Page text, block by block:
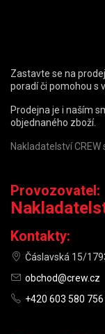
Zastavte se na
poradí či pomohou s
Prodejna je i naším
objednaného zboží.
Nakladatelství CREW
Provozovatel:
Kontakty:
Čáslavská 15/
obchod@crew.cz
+420 603 580 756